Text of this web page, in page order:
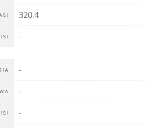
320.4
-
-
-
-